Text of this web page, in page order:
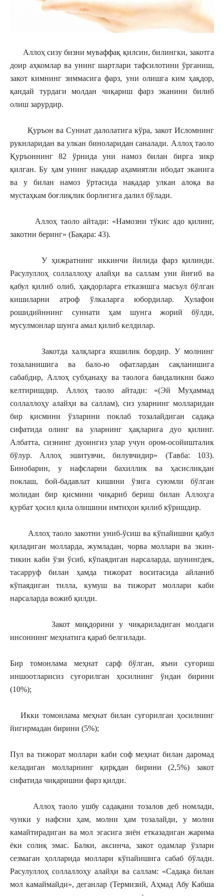
Аллоҳ сизу бизни муваффақ қилсин, билингки, закотга
доир аҳкомлар ва унинг шартлари тафсилотини ўрганиш,
закот кимнинг зиммасига фарз, уни олишга ким ҳақдор,
қандай турдаги молдан чиқариш фарз эканини билиб
олиш зарурдир.
Қуръон ва Суннат далолатига кўра, закот Исломнинг
рукнларидан ва улкан биноларидан саналади. Аллоҳ таоло
Қуръоннинг 82 ўрнида уни намоз билан бирга зикр
қилган. Бу ҳам унинг нақадар аҳамиятли ибодат эканига
ва у билан намоз ўртасида нақадар улкан алоқа ва
мустаҳкам боғлиқлик борлигига далил бўлади.
Аллоҳ таоло айтади: «Намозни тўкис адо қилинг,
закотни беринг» (Бақара: 43).
У ҳижратнинг иккинчи йилида фарз қилинди.
Расулуллоҳ соллаллоҳу алайҳи ва саллам уни йиғиб ва
қабул қилиб олиб, ҳақдорларга етказишга масъул бўлган
кишиларни атроф ўлкаларга юбордилар. Хулафои
рошидийннинг суннати ҳам шунга жорий бўлди,
мусулмонлар шунга амал қилиб келдилар.
Закотда халқларга яхшилик бордир. У молнинг
тозаланишига ва бало-ю офатлардан сақланишига
сабабдир, Аллоҳ субҳанаҳу ва таолога бандаликни бажо
келтиришдир. Аллоҳ таоло айтади: «(Эй Муҳаммад
соллаллоҳу алайҳи ва саллам), сиз уларнинг молларидан
бир қисмини ўзларини поклаб тозалайдиган садақа
сифатида олинг ва уларнинг ҳақларига дуо қилинг.
Албатта, сизнинг дуоингиз улар учун ором-осойишталик
бўлур. Аллоҳ эшитувчи, билувчидир» (Тавба: 103).
Бинобарин, у нафсларни бахиллик ва ҳасисликдан
поклаш, бой-бадавлат кишини ўзига суюмли бўлган
молидан бир қисмини чиқариб бериш билан Аллоҳга
қурбат ҳосил қила олишини имтиҳон қилиб кўришдир.
Аллоҳ таоло закотни униб-ўсиш ва кўпайишни қабул
қиладиган молларда, жумладан, чорва моллари ва экин-
тикин каби ўзи ўсиб, кўпаядиган нарсаларда, шунингдек,
тасарруф билан ҳамда тижорат воситасида айланиб
кўпаядиган тилла, кумуш ва тижорат моллари каби
нарсаларда вожиб қилди.
Закот миқдорини у чиқариладиган молдаги
инсоннинг меҳнатига қараб белгилади.
Бир томонлама меҳнат сарф бўлган, яъни суғориш
иншоотларисиз суғорилган ҳосилнинг ўндан бирини
(10%);
Икки томонлама меҳнат билан суғорилган ҳосилнинг
йигирмадан бирини (5%);
Пул ва тижорат моллари каби соф меҳнат билан даромад
келадиган молларнинг қирқдан бирини (2,5%) закот
сифатида чиқаришни фарз қилди.
Аллоҳ таоло ушбу садақани тозалов деб номлади,
чунки у нафсни ҳам, молни ҳам тозалайди, у молни
камайтирадиган ва мол эгасига зиён етказадиган жарима
ёки солиқ эмас. Балки, аксинча, закот одамлар ўзлари
сезмаган ҳолларида моллари кўпайишига сабаб бўлади.
Расулуллоҳ соллаллоҳу алайҳи ва саллам: «Садақа билан
мол камаймайди», деганлар (Термизий, Аҳмад Абу Кабша